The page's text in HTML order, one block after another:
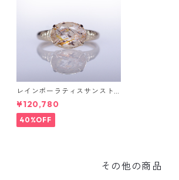
レインボーラティスサンスト
ーン＆ダイヤK10リング FATA
(ファタ）[F019]
¥120,780
40%OFF
その他の商品